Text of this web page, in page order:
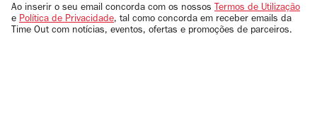
email
Ao inserir o seu email concorda com os nossos Termos de Utilização
e Política de Privacidade, tal como concorda em receber emails da
Time Out com notícias, eventos, ofertas e promoções de parceiros.